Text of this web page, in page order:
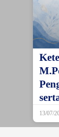
13/07/